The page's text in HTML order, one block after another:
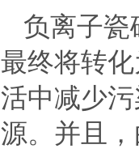
负离子瓷
最终将转
活中减少
源。并且